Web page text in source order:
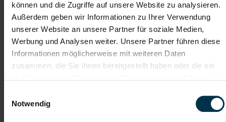
können und die Zugriffe auf unsere Website zu analysieren.
Außerdem geben wir Informationen zu Ihrer Verwendung
unserer Website an unsere Partner für soziale Medien,
Werbung und Analysen weiter. Unsere Partner führen diese
Informationen möglicherweise mit weiteren Daten
zusammen, die Sie ihnen bereitgestellt haben oder die sie
Notwendig
Bewerbungsschreiben
Empfehlungschreiben / Zeugnisse
Datei 4